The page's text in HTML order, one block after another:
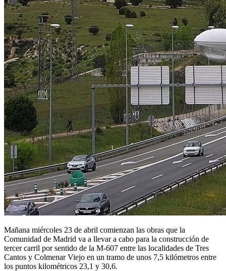
Mañana miércoles 23 de abril comienzan las obras que la
Comunidad de Madrid va a llevar a cabo para la construcción de
tercer carril por sentido de la M-607 entre las localidades de Tres
Cantos y Colmenar Viejo en un tramo de unos 7,5 kilómetros entre
los puntos kilométricos 23,1 y 30,6.